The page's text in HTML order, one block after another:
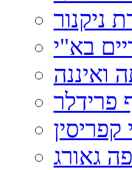
ניקנור
בא"י
ואיננה
פרידלר
גאורג